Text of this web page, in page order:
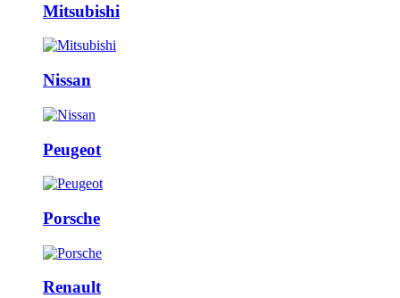
Mitsubishi
Nissan
Peugeot
Porsche
Renault